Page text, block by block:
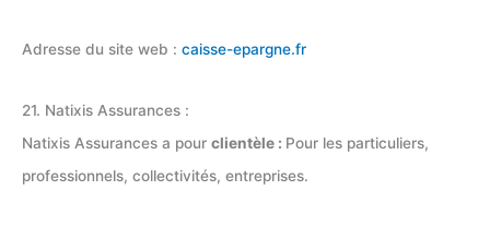
Adresse du site web : caisse-epargne.fr
21. Natixis Assurances :
Natixis Assurances a pour clientèle : Pour les particuliers,
professionnels, collectivités, entreprises.